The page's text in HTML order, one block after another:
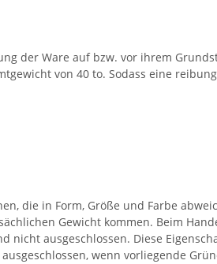
der Ware auf bzw. vor ihrem
von 40 to. Sodass eine
die in Form, Größe und Farbe
Gewicht kommen. Beim
nicht ausgeschlossen. Diese
wenn vorliegende